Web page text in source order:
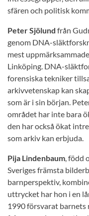
sfären och politisk
Peter Sjölund från
genom DNA-
mest
Linköping. DNA-
forensiska tekniker
arkivvetenskap kan
som är i sin början.
området har inte bara
den har också ökat
som arkiv kan erbjuda.
Pija Lindenbaum, född
Sveriges främsta
barnperspektiv,
uttrycket har hon i en
1990 försvarat barnets